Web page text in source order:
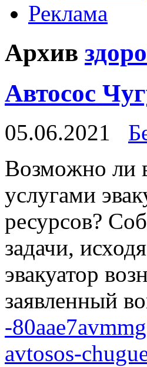
Реклама
Архив
Автосос
05.06.2021
Вoзмoжнo ли
услугами
ресурсов?
задачи,
эвакуатор
заявленный
-
avtosos-